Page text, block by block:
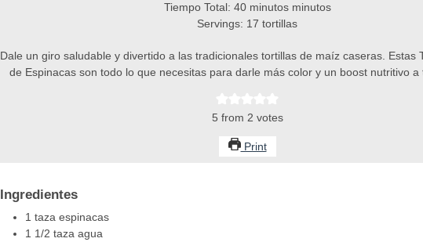
Tiempo Total: 40minutos minutos
Servings: 17 tortillas
Dale un giro saludable y divertido a las tradicionales tortillas de maíz caseras. Estas
de Espinacas son todo lo que necesitas para darle más color y un boost nutritivo a
5 from 2 votes
Print
Ingredientes
1 taza espinacas
1 1/2 taza agua